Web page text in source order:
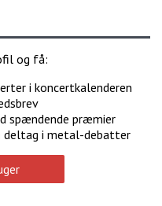
og få:
i koncertkalenderen
spændende præmier
deltag i metal-debatter